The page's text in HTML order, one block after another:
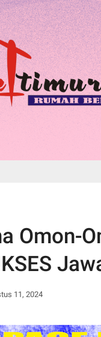
Omon-
11, 2024